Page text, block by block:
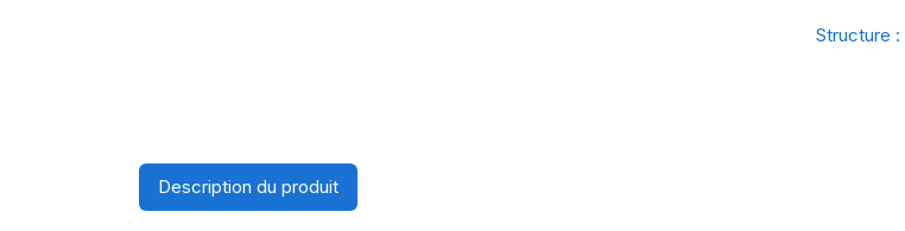
Structure :
Description du produit